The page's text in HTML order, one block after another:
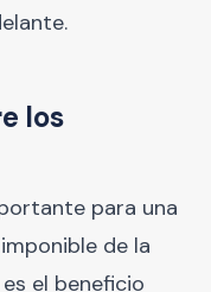
los
para una
de la
el beneficio